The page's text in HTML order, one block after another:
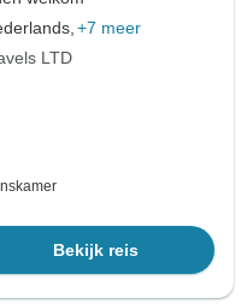
+7 meer
LTD
Bekijk reis